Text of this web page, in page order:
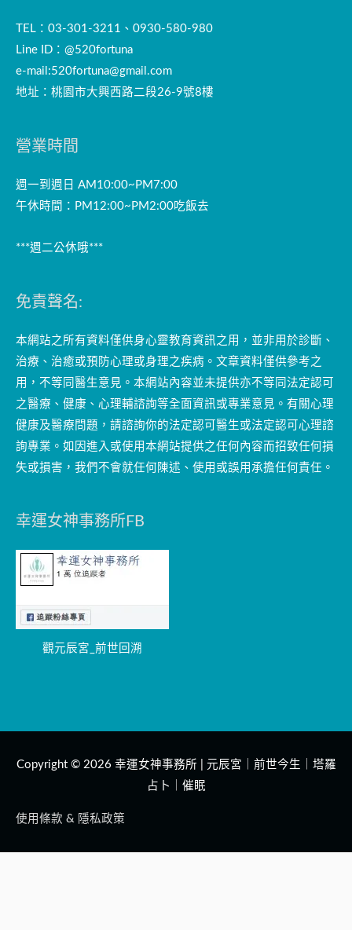
TEL：03-301-3211、0930-580-980
Line ID：@520fortuna
e-mail:520fortuna@gmail.com
地址：桃園市大興西路二段26-9號8樓
營業時間
週一到週日 AM10:00~PM7:00
午休時間：PM12:00~PM2:00吃飯去
***週二公休哦***
免責聲名:
本網站之所有資料僅供身心靈教育資訊之用，並非用於診斷、
治療、治癒或預防心理或身理之疾病。文章資料僅供參考之
用，不等同醫生意見。本網站內容並未提供亦不等同法定認可
之醫療、健康、心理輔諮詢等全面資訊或專業意見。有關心理
健康及醫療問題，請諮詢你的法定認可醫生或法定認可心理諮
詢專業。如因進入或使用本網站提供之任何內容而招致任何損
失或損害，我們不會就任何陳述、使用或誤用承擔任何責任。
幸運女神事務所FB
觀元辰宮_前世回溯
Copyright © 2026 幸運女神事務所 | 元辰宮｜前世今生｜塔羅
占卜｜催眠
使用條款 & 隱私政策